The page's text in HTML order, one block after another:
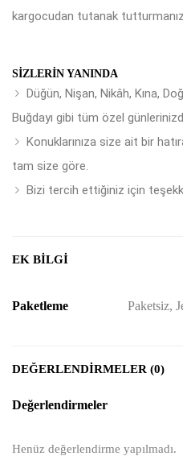
kargocudan tutanak
SIZLERIN YANINDA
Düğün, Nişan, Nikâh, Kına,
Buğdayı gibi tüm özel
Konuklarınıza size ait bir
tam size göre.
Bizi tercih ettiğiniz için
EK BILGI
Paketleme Paketsiz,
DEĞERLENDIRMELER (0)
Değerlendirmeler
Henüz değerlendirme yapılmadı.